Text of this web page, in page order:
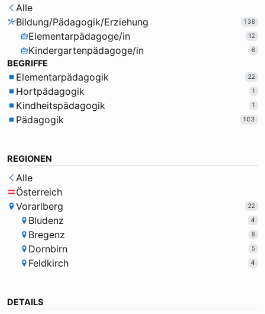
Alle
Bildung/Pädagogik/Erziehung
138
Elementarpädagoge/in 12
Kindergartenpädagoge/in 6
BEGRIFFE
Elementarpädagogik 22
Hortpädagogik 1
Kindheitspädagogik 1
Pädagogik 103
REGIONEN
Alle
Österreich
Vorarlberg
22
Bludenz 4
Bregenz 8
Dornbirn 5
Feldkirch 4
DETAILS